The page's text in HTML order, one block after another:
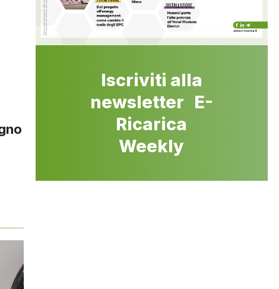
Iscriviti alla
newsletter E-
Ricarica
Weekly